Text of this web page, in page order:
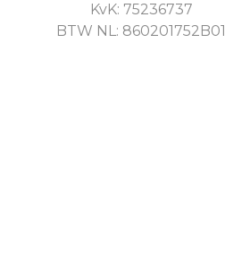
KvK: 75236737
BTW NL: 860201752B01